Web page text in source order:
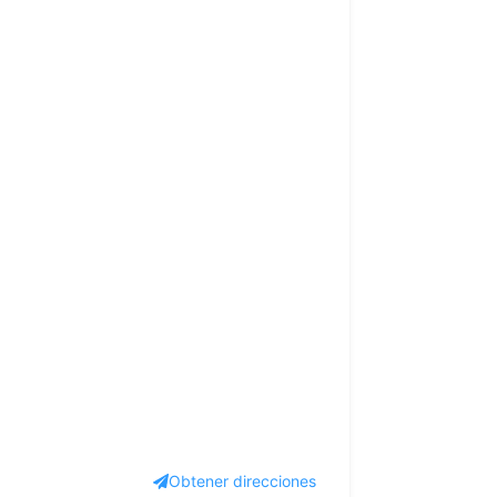
Obtener direcciones